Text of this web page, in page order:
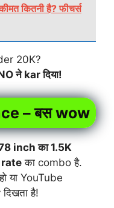
कितनी है? फीचर्स
20K?
ने kar दिया!
– बस wow
inch का 1.5K
का combo है.
या YouTube
दिखता है!